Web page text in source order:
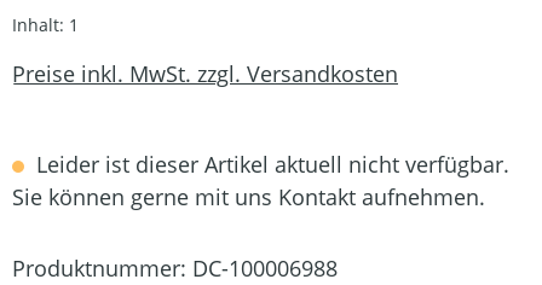
Inhalt: 1
Preise inkl. MwSt. zzgl. Versandkosten
Leider ist dieser Artikel aktuell nicht verfügbar.
Sie können gerne mit uns Kontakt aufnehmen.
Produktnummer: DC-100006988